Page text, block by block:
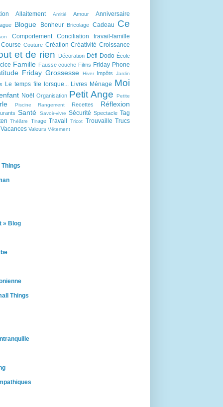
Allaitement Amitié Amour Anniversaire
Blogue Bonheur Bricolage Cadeau Ce
Comportement
Conciliation travail-famille
Course Couture Création Créativité Croissance
et de rien Décoration Défi Dodo École
Famille Fausse couche Films Friday Phone
Friday Grossesse Hiver Impôts Jardin
Le temps file lorsque... Livres Ménage Moi
Noël Organisation Petit Ange Petite
Piscine Rangement Recettes Réflexion
Santé Savoir-vivre Sécurité Spectacle Tag
Théâtre Tirage Travail Tricot Trouvaille Trucs
Vacances Valeurs Vêtement
» Blog
Things